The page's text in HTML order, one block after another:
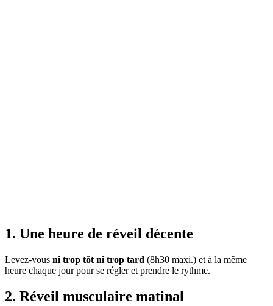
1. Une heure de réveil décente
Levez-vous ni trop tôt ni trop tard (8h30 maxi.) et à la même
heure chaque jour pour se régler et prendre le rythme.
2. Réveil musculaire matinal